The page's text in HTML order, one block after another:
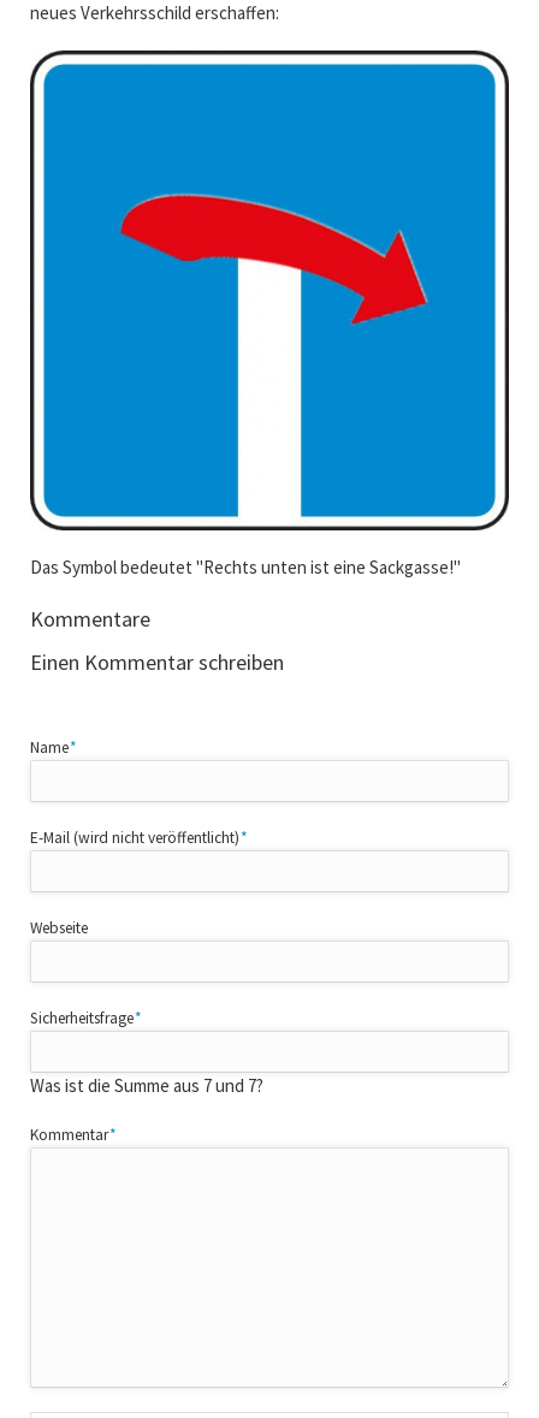
neues Verkehrsschild erschaffen:
Das Symbol bedeutet "Rechts unten ist eine Sackgasse!"
Kommentare
Einen Kommentar schreiben
Pflichtfeld
Name*
Pflichtfeld
E-Mail (wird nicht veröffentlicht)*
Webseite
Pflichtfeld
Sicherheitsfrage*
Was ist die Summe aus 7 und 7?
Pflichtfeld
Kommentar*